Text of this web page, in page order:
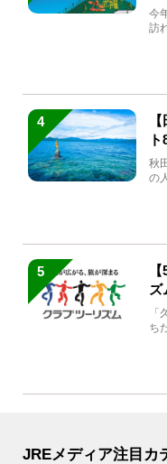
生
今
訪
4
秋
の
5
ズ
ち
JREメディア注目カ